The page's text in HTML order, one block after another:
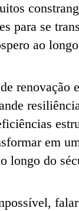
para se
ao
renovação
em
longo do